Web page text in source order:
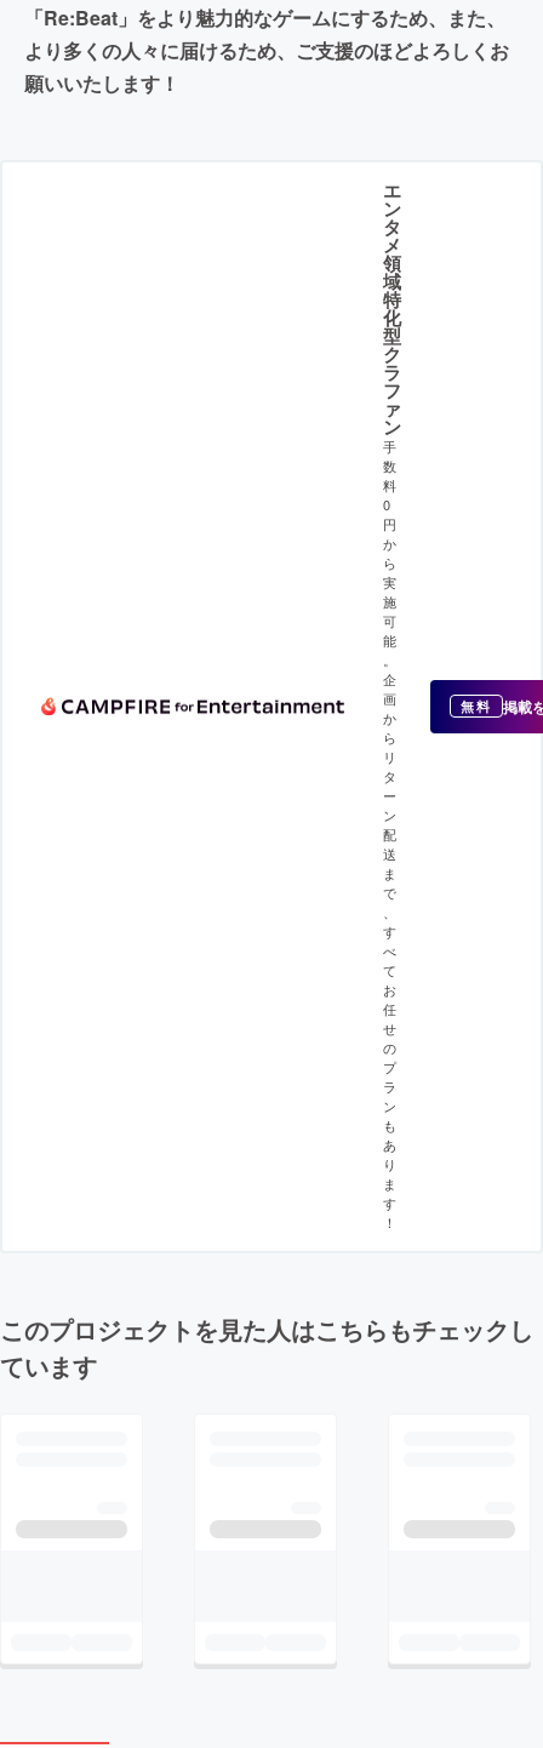
「Re:Beat」をより魅力的なゲームにするため、また、
より多くの人々に届けるため、ご支援のほどよろしくお
願いいたします！
エ
ン
タ
メ
領
域
特
化
型
ク
ラ
フ
ァ
ン
手
数
料
0
円
か
ら
実
施
可
能
企
画
か
ら
リ
タ
ー
ン
配
送
ま
で
す
べ
て
お
任
せ
の
プ
ラ
ン
も
あ
り
ま
す
！
無料 掲載
このプロジェクトを見た人はこちらもチェックし
ています